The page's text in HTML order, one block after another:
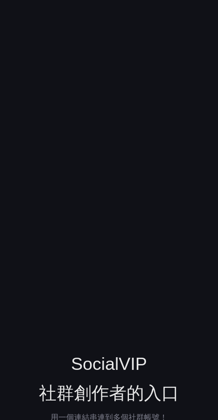
SocialVIP
社群創作者的入口
用一個連結串連到多個社群帳號！